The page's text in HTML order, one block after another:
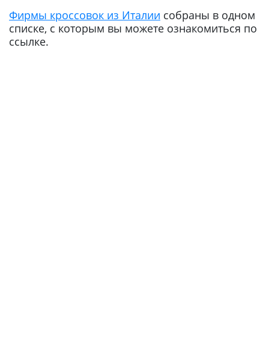
Фирмы кроссовок из Италии собраны в одном
списке, с которым вы можете ознакомиться по
ссылке.